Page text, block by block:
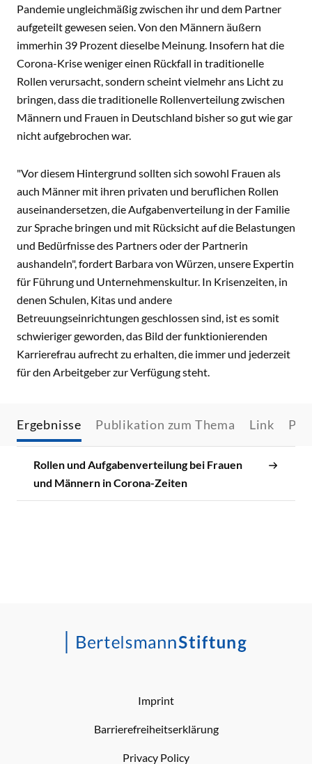
Pandemie ungleichmäßig zwischen ihr und dem Partner
aufgeteilt gewesen seien. Von den Männern äußern
immerhin 39 Prozent dieselbe Meinung. Insofern hat die
Corona-Krise weniger einen Rückfall in traditionelle
Rollen verursacht, sondern scheint vielmehr ans Licht zu
bringen, dass die traditionelle Rollenverteilung zwischen
Männern und Frauen in Deutschland bisher so gut wie gar
nicht aufgebrochen war.
"Vor diesem Hintergrund sollten sich sowohl Frauen als
auch Männer mit ihren privaten und beruflichen Rollen
auseinandersetzen, die Aufgabenverteilung in der Familie
zur Sprache bringen und mit Rücksicht auf die Belastungen
und Bedürfnisse des Partners oder der Partnerin
aushandeln", fordert Barbara von Würzen, unsere Expertin
für Führung und Unternehmenskultur. In Krisenzeiten, in
denen Schulen, Kitas und andere
Betreuungseinrichtungen geschlossen sind, ist es somit
schwieriger geworden, das Bild der funktionierenden
Karrierefrau aufrecht zu erhalten, die immer und jederzeit
für den Arbeitgeber zur Verfügung steht.
Ergebnisse Publikation zum Thema Link
Rollen und Aufgabenverteilung bei Frauen
und Männern in Corona-Zeiten
Imprint
Barrierefreiheitserklärung
Privacy Policy